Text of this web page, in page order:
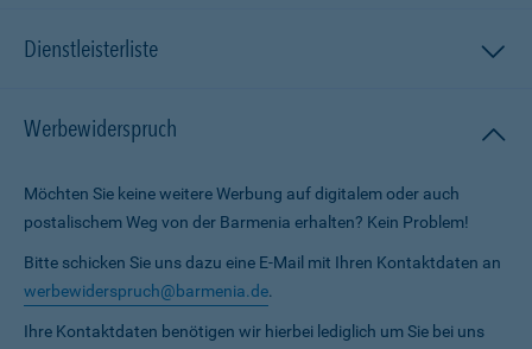
Dienstleisterliste
Werbewiderspruch
Möchten Sie keine weitere Werbung auf digitalem oder auch
postalischem Weg von der Barmenia erhalten? Kein Problem!
Bitte schicken Sie uns dazu eine E-Mail mit Ihren Kontaktdaten an
werbewiderspruch@barmenia.de.
Ihre Kontaktdaten benötigen wir hierbei lediglich um Sie bei uns